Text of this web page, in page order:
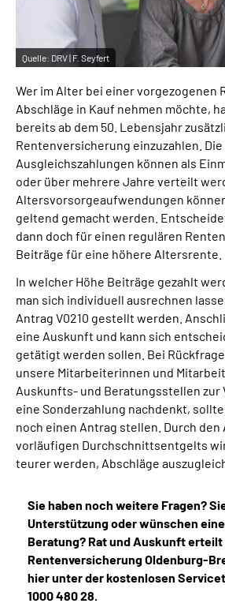
Suche
Mein
Quelle: DRV | F. Seyfert
Wer im Alter bei einer vorgezogenen
Abschläge in Kauf nehmen möchte,
bereits ab dem 50. Lebensjahr
Rentenversicherung einzuzahlen. Die
Ausgleichszahlungen können als
oder über mehrere Jahre verteilt
Altersvorsorgeaufwendungen
geltend gemacht werden.
dann doch für einen regulären
Beiträge für eine höhere Altersrente.
In welcher Höhe Beiträge gezahlt
man sich individuell ausrechnen
Antrag V0210 gestellt werden.
eine Auskunft und kann sich
getätigt werden sollen. Bei
unsere Mitarbeiterinnen und
Auskunfts- und Beratungsstellen zur
eine Sonderzahlung nachdenkt,
noch einen Antrag stellen. Durch den
vorläufigen Durchschnittsentgelts
teurer werden, Abschläge
Sie haben noch weitere Fragen?
Unterstützung oder wünschen
Beratung? Rat und Auskunft
Rentenversicherung Oldenburg-
hier unter der kostenlosen
1000 480 28.